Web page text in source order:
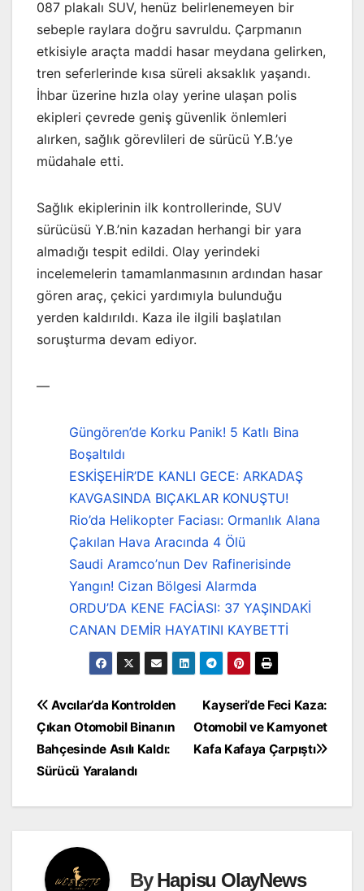
087 plakalı SUV, henüz belirlenemeyen bir
sebeple raylara doğru savruldu. Çarpmanın
etkisiyle araçta maddi hasar meydana gelirken,
tren seferlerinde kısa süreli aksaklık yaşandı.
İhbar üzerine hızla olay yerine ulaşan polis
ekipleri çevrede geniş güvenlik önlemleri
alırken, sağlık görevlileri de sürücü Y.B.’ye
müdahale etti.
Sağlık ekiplerinin ilk kontrollerinde, SUV
sürücüsü Y.B.’nin kazadan herhangi bir yara
almadığı tespit edildi. Olay yerindeki
incelemelerin tamamlanmasının ardından hasar
gören araç, çekici yardımıyla bulunduğu
yerden kaldırıldı. Kaza ile ilgili başlatılan
soruşturma devam ediyor.
—
Güngören’de Korku Panik! 5 Katlı Bina
Boşaltıldı
ESKİŞEHİR’DE KANLI GECE: ARKADAŞ
KAVGASINDA BIÇAKLAR KONUŞTU!
Rio’da Helikopter Faciası: Ormanlık Alana
Çakılan Hava Aracında 4 Ölü
Saudi Aramco’nun Dev Rafinerisinde
Yangın! Cizan Bölgesi Alarmda
ORDU’DA KENE FACİASI: 37 YAŞINDAKİ
CANAN DEMİR HAYATINI KAYBETTİ
Yazı
gezinmesi
Kayseri’de Feci Kaza:
Otomobil ve Kamyonet
Kafa Kafaya Çarpıştı
Avcılar’da Kontrolden
Çıkan Otomobil Binanın
Bahçesinde Asılı Kaldı:
Sürücü Yaralandı
ByHapisu OlayNews